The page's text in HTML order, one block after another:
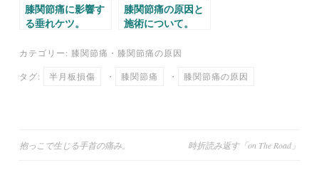
膝関節痛に影響す
る垂れケツ。
膝関節痛の原因と
施術について。
カテゴリー: 膝関節痛 ・ 膝関節痛の原因
タグ: 半月板損傷 ・ 膝関節痛 ・ 膝関節痛の原因
投
抱っこで生じる手首の痛み。 時折読み返す「on The Road」